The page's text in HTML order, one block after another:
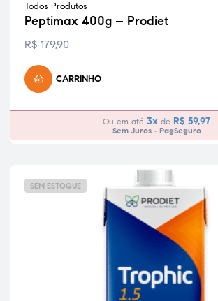
Todos Produtos
Peptimax 400g – Prodiet
R$ 179,90
CARRINHO
Ou em até 3x de R$ 59,97
Sem Juros - PagSeguro
SEM ESTOQUE